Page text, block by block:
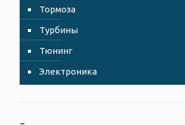
Тормоза
Турбины
Тюнинг
Электроника